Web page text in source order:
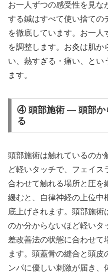
お一人ずつの感受性を見な
する鍼はすべて使い捨ての
を徹底しています。お一
を調整します。お灸は肌か
い、熱すぎる・痛い、とい
ます。
④ 頭部施術 — 頭部か
る
頭部施術は触れているのか
ど軽いタッチで、フェイス
合わせて触れる場所と圧を
緩むと、自律神経の上位中
底上げされます。頭部施術
のか分からないほど軽いタ
差改善法の状態に合わせて
ます。頭蓋骨の縫合と頭皮
ンパに優しい刺激が届き